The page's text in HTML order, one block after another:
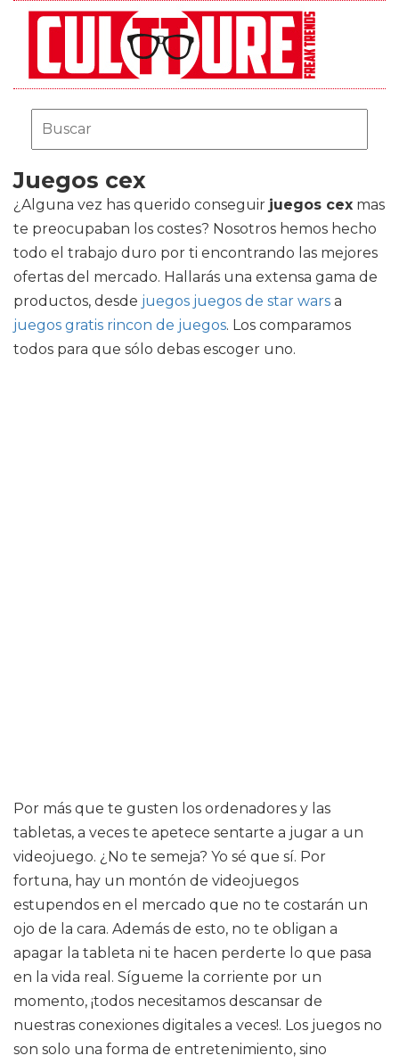
Juegos cex
¿Alguna vez has querido conseguir juegos cex mas
te preocupaban los costes? Nosotros hemos hecho
todo el trabajo duro por ti encontrando las mejores
ofertas del mercado. Hallarás una extensa gama de
productos, desde juegos juegos de star wars a
juegos gratis rincon de juegos. Los comparamos
todos para que sólo debas escoger uno.
Por más que te gusten los ordenadores y las
tabletas, a veces te apetece sentarte a jugar a un
videojuego. ¿No te semeja? Yo sé que sí. Por
fortuna, hay un montón de videojuegos
estupendos en el mercado que no te costarán un
ojo de la cara. Además de esto, no te obligan a
apagar la tableta ni te hacen perderte lo que pasa
en la vida real. Sígueme la corriente por un
momento, ¡todos necesitamos descansar de
nuestras conexiones digitales a veces!. Los juegos no
son solo una forma de entretenimiento, sino